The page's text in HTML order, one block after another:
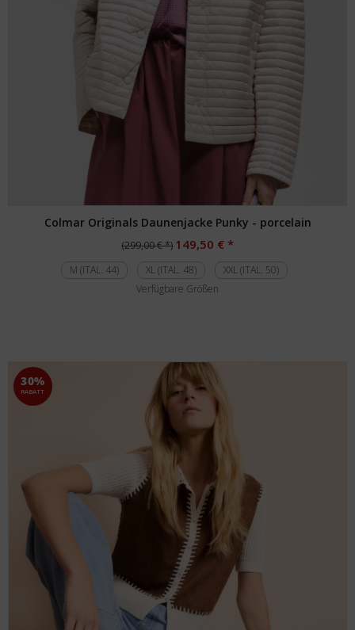
Colmar Originals Daunenjacke Punky - porcelain
(299,00 € *) 149,50 € *
M (ITAL. 44) XL (ITAL. 48)
XXL (ITAL. 50)
Verfügbare Größen
30%
RABATT